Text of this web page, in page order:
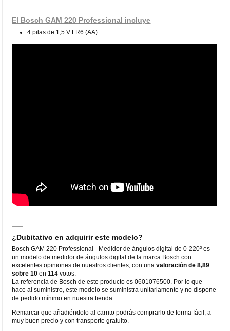
El Bosch GAM 220 Professional incluye
4 pilas de 1,5 V LR6 (AA)
¿Dubitativo en adquirir este modelo?
Bosch GAM 220 Professional - Medidor de ángulos digital de 0-220º es
un modelo de medidor de ángulos digital de la marca Bosch con
excelentes opiniones de nuestros clientes, con unavaloración de 8,89
sobre 10 en 114 votos.
La referencia de Bosch de este producto es 0601076500. Por lo que
hace al suministro, este modelo se suministra unitariamente y no dispone
de pedido mínimo en nuestra tienda.
Remarcar que añadiéndolo al carrito podrás comprarlo de forma fácil, a
muy buen precio y con transporte gratuito.